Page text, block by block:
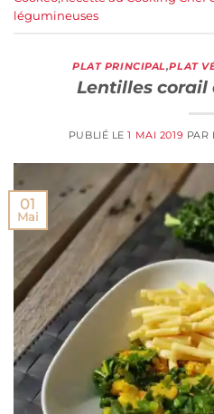
légumineuses
PLAT PRINCIPAL,PLAT
Lentilles corail
PUBLIÉ LE1 MAI 2019 PAR
01
Mai